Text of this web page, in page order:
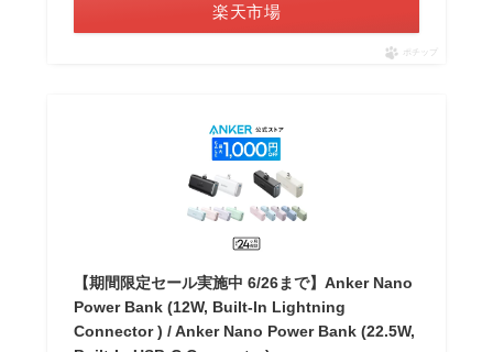
楽天市場
ポチップ
【期間限定セール実施中 6/26まで】Anker Nano
Power Bank (12W, Built-In Lightning
Connector ) / Anker Nano Power Bank (22.5W,